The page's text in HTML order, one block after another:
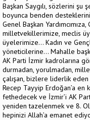
Başkan Saygılı, sözlerini şu
boyunca benden
Genel Başkan
milletvekillerimize, meclis
üyelerimize… Kadın ve
yöneticilerine… Mahalle
AK Parti İzmir kadrolarına
durmadan, yorulmadan,
çalışan, bizlere liderlik eden
Recep Tayyip Erdoğan’a en
fethedecek ve İzmir’i AK
yeniden tazelenmek ve 8.
hepinizi Allah’a emanet